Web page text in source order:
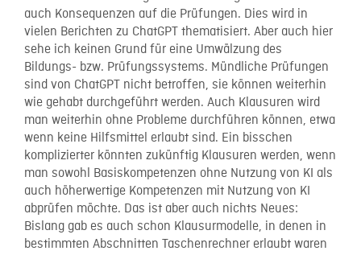
auch Konsequenzen auf die Prüfungen. Dies wird in
vielen Berichten zu ChatGPT thematisiert. Aber auch hier
sehe ich keinen Grund für eine Umwälzung des
Bildungs- bzw. Prüfungssystems. Mündliche Prüfungen
sind von ChatGPT nicht betroffen, sie können weiterhin
wie gehabt durchgeführt werden. Auch Klausuren wird
man weiterhin ohne Probleme durchführen können, etwa
wenn keine Hilfsmittel erlaubt sind. Ein bisschen
komplizierter könnten zukünftig Klausuren werden, wenn
man sowohl Basiskompetenzen ohne Nutzung von KI als
auch höherwertige Kompetenzen mit Nutzung von KI
abprüfen möchte. Das ist aber auch nichts Neues:
Bislang gab es auch schon Klausurmodelle, in denen in
bestimmten Abschnitten Taschenrechner erlaubt waren